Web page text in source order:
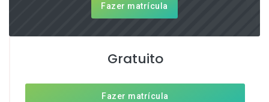
Fazer matrícula
Gratuito
Fazer matrícula